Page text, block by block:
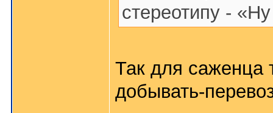
стереотипу -
Так для саженца
добывать-